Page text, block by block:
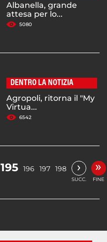
Albanella, grande
attesa per lo...
5080
DENTRO LA NOTIZIA
Agropoli, ritorna il "My
Virtua...
6542
195 196 197 198 ›
SUCC.
»
FINE